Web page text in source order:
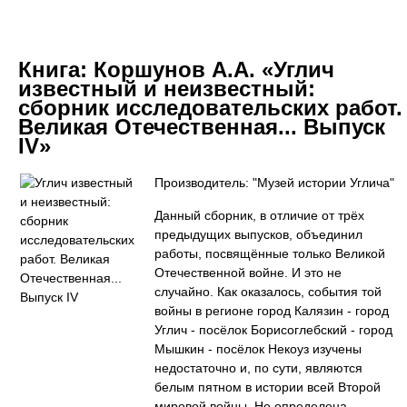
Книга: Коршунов А.А. «Углич
известный и неизвестный:
сборник исследовательских работ.
Великая Отечественная... Выпуск
IV»
Производитель: "Музей истории Углича"
Данный сборник, в отличие от трёх
предыдущих выпусков, объединил
работы, посвящённые только Великой
Отечественной войне. И это не
случайно. Как оказалось, события той
войны в регионе город Калязин - город
Углич - посёлок Борисоглебский - город
Мышкин - посёлок Некоуз изучены
недостаточно и, по сути, являются
белым пятном в истории всей Второй